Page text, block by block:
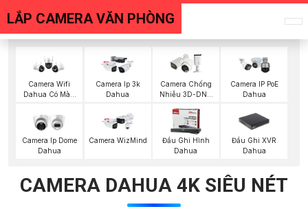
LẮP CAMERA VĂN PHÒNG
Camera Wifi
Dahua Có Màu
Camera Ip 3k
Dahua
Camera Chống
Nhiễu 3D-DNR
Camera IP PoE
Dahua
Camera Ip Dome
Dahua
Camera WizMind
Đầu Ghi Hình
Dahua
Đầu Ghi XVR
Dahua
CAMERA DAHUA 4K SIÊU NÉT